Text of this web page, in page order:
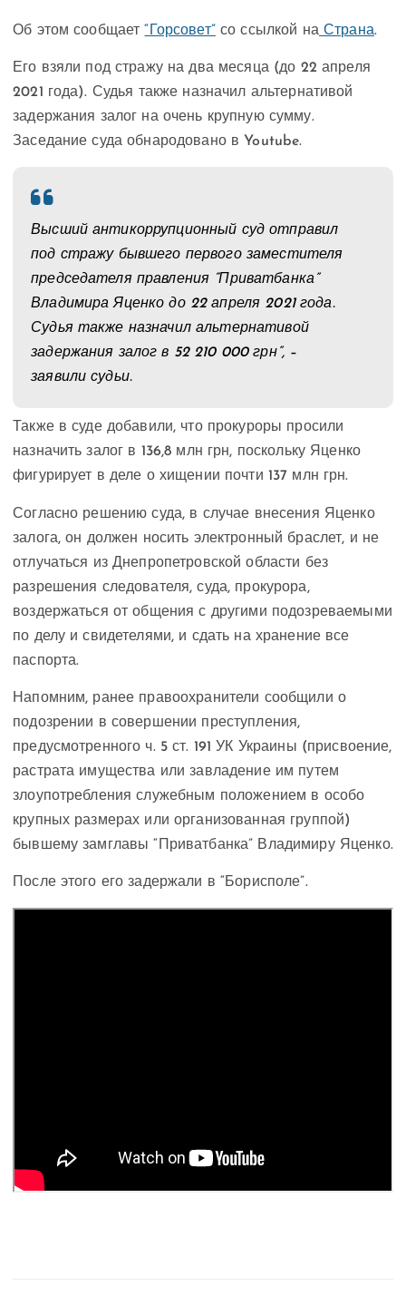
Об этом сообщает“Горсовет”со ссылкой наСтрана.
Его взяли под стражу на два месяца (до 22 апреля
2021 года). Судья также назначил альтернативой
задержания залог на очень крупную сумму.
Заседание суда обнародовано в Youtube.
Высший антикоррупционный суд отправил
под стражу бывшего первого заместителя
председателя правления “Приватбанка”
Владимира Яценко до 22 апреля 2021 года.
Судья также назначил альтернативой
задержания залог в 52 210 000 грн”, –
заявили судьи.
Также в суде добавили, что прокуроры просили
назначить залог в 136,8 млн грн, поскольку Яценко
фигурирует в деле о хищении почти 137 млн грн.
Согласно решению суда, в случае внесения Яценко
залога, он должен носить электронный браслет, и не
отлучаться из Днепропетровской области без
разрешения следователя, суда, прокурора,
воздержаться от общения с другими подозреваемыми
по делу и свидетелями, и сдать на хранение все
паспорта.
Напомним, ранее правоохранители сообщили о
подозрении в совершении преступления,
предусмотренного ч. 5 ст. 191 УК Украины (присвоение,
растрата имущества или завладение им путем
злоупотребления служебным положением в особо
крупных размерах или организованная группой)
бывшему замглавы “Приватбанка” Владимиру Яценко.
После этого его задержали в “Борисполе”.